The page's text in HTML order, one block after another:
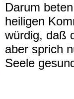
Darum
heiligen
würdig, daß
aber sprich
Seele